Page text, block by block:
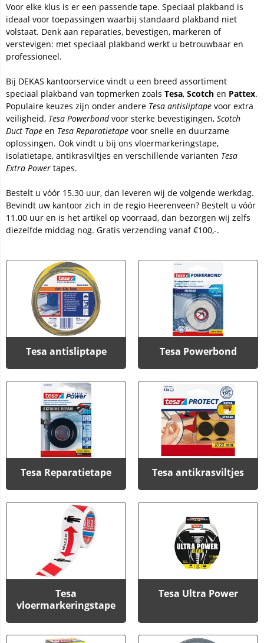
Voor elke klus is er een passende tape. Speciaal plakband is
ideaal voor toepassingen waarbij standaard plakband niet
volstaat. Denk aan reparaties, bevestigen, markeren of
verstevigen: met speciaal plakband werkt u betrouwbaar en
professioneel.
Bij DEKAS kantoorservice vindt u een breed assortiment
speciaal plakband van topmerken zoals Tesa, Scotch en Pattex.
Populaire keuzes zijn onder andere Tesa antisliptape voor extra
veiligheid, Tesa Powerbondvoor sterke bevestigingen, Scotch
Duct Tape en Tesa Reparatietape voor snelle en duurzame
oplossingen. Ook vindt u bij ons vloermarkeringstape,
isolatietape, antikrasviltjes en verschillende varianten Tesa
Extra Power tapes.
Bestelt u vóór 15.30 uur, dan leveren wij de volgende werkdag.
Bevindt uw kantoor zich in de regio Heerenveen? Bestelt u vóór
11.00 uur en is het artikel op voorraad, dan bezorgen wij zelfs
diezelfde middag nog. Gratis verzending vanaf €100,-.
Tesa antisliptape Tesa Powerbond
Tesa Reparatietape Tesa antikrasviltjes
Tesa
vloermarkeringstape
Tesa Ultra Power